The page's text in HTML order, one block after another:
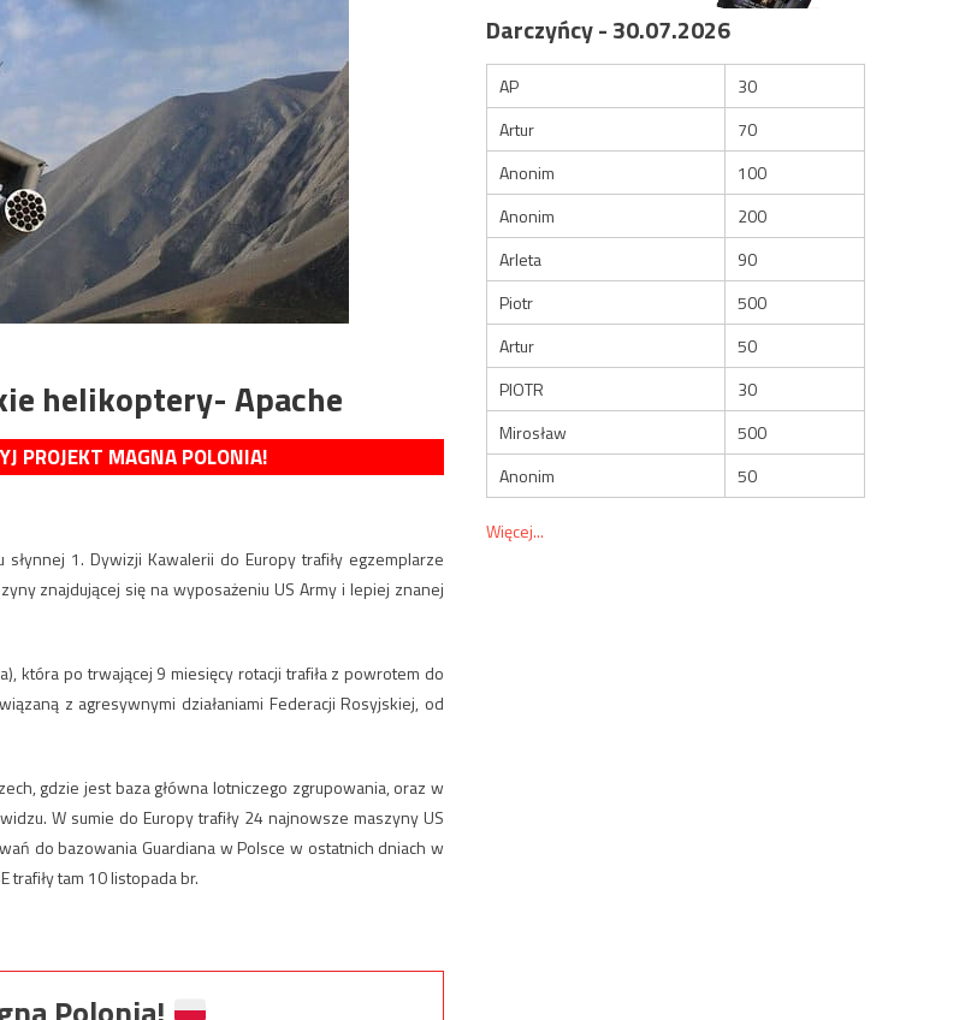
helikoptery- Apache
PROJEKT MAGNA POLONIA!
1. Dywizji Kawalerii do Europy trafiły egzemplarze
znajdującej się na wyposażeniu US Army i lepiej znanej
która po trwającej 9 miesięcy rotacji trafiła z powrotem do
z agresywnymi działaniami Federacji Rosyjskiej, od
gdzie jest baza główna lotniczego zgrupowania, oraz w
W sumie do Europy trafiły 24 najnowsze maszyny US
do bazowania Guardiana w Polsce w ostatnich dniach w
trafiły tam 10 listopada br.
Darczyńcy - 30.07.2026
AP
30
Artur
70
Anonim
100
Anonim
200
Arleta
90
Piotr
500
Artur
50
PIOTR
30
Mirosław
500
Anonim
50
Więcej...